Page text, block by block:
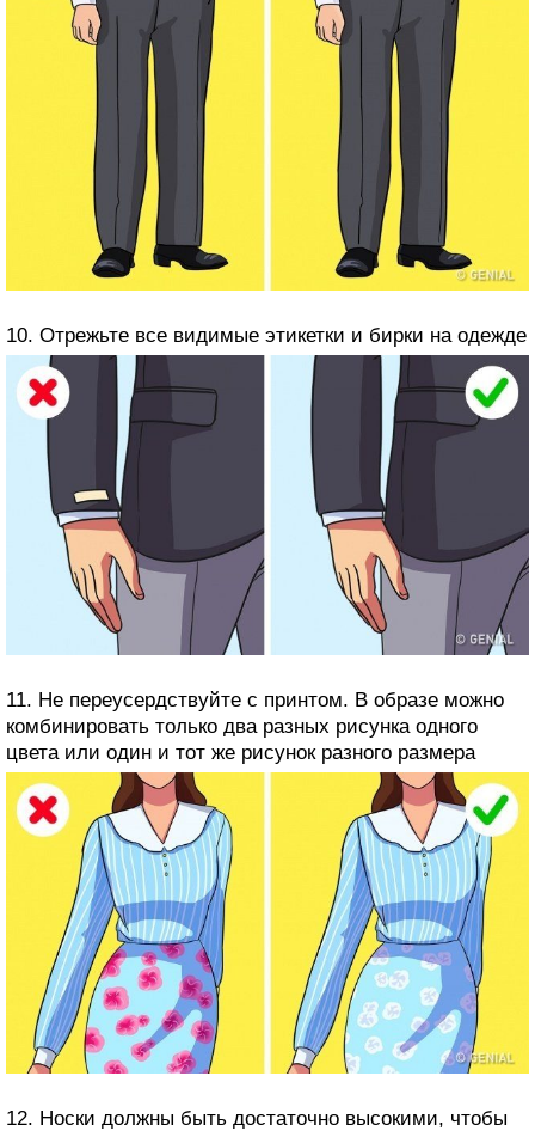
10. Отрежьте все видимые этикетки и бирки на одежде
11. Не переусердствуйте с принтом. В образе можно
комбинировать только два разных рисунка одного
цвета или один и тот же рисунок разного размера
12. Носки должны быть достаточно высокими, чтобы